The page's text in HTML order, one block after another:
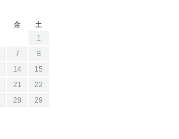
金
土
1
7
8
14
15
21
22
28
29